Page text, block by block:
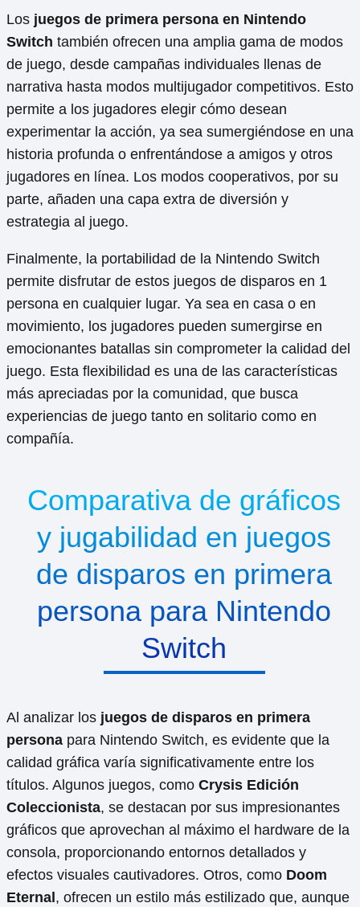
Los juegos de primera persona en Nintendo
Switch también ofrecen una amplia gama de modos
de juego, desde campañas individuales llenas de
narrativa hasta modos multijugador competitivos. Esto
permite a los jugadores elegir cómo desean
experimentar la acción, ya sea sumergiéndose en una
historia profunda o enfrentándose a amigos y otros
jugadores en línea. Los modos cooperativos, por su
parte, añaden una capa extra de diversión y
estrategia al juego.
Finalmente, la portabilidad de la Nintendo Switch
permite disfrutar de estos juegos de disparos en 1
persona en cualquier lugar. Ya sea en casa o en
movimiento, los jugadores pueden sumergirse en
emocionantes batallas sin comprometer la calidad del
juego. Esta flexibilidad es una de las características
más apreciadas por la comunidad, que busca
experiencias de juego tanto en solitario como en
compañía.
Comparativa de gráficos
y jugabilidad en juegos
de disparos en primera
persona para Nintendo
Switch
Al analizar los juegos de disparos en primera
persona para Nintendo Switch, es evidente que la
calidad gráfica varía significativamente entre los
títulos. Algunos juegos, como Crysis Edición
Coleccionista, se destacan por sus impresionantes
gráficos que aprovechan al máximo el hardware de la
consola, proporcionando entornos detallados y
efectos visuales cautivadores. Otros, como Doom
Eternal , ofrecen un estilo más estilizado que, aunque